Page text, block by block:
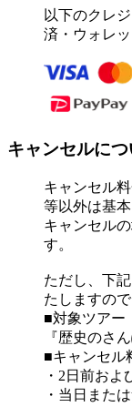
以下のクレ
済・ウォレッ
キャンセルにつ
キャンセル
等以外は基
キャンセル
す。
ただし、下
たしますの
■対象ツアー
『歴史のさん
■キャンセル
・2日前お
・当日また